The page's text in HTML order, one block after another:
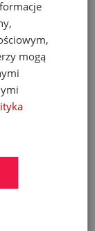
Eco
- 53%
mogą